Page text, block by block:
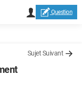
Question
Sujet Suivant